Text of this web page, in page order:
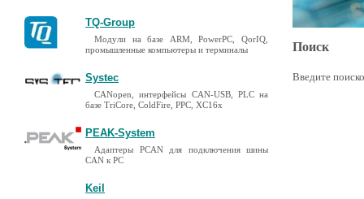
TQ-Group
Модули на базе ARM, PowerPC, QorIQ,
промышленные компьютеры и терминалы
Systec
CANopen, интерфейсы CAN-USB, PLC на
базе TriCore, ColdFire, PPC, XC16x
PEAK-System
Адаптеры PCAN для подключения шины
CAN к PC
Keil
Поиск
Введите